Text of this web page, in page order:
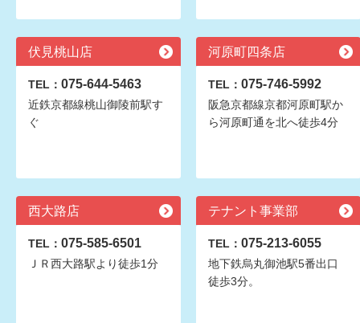
伏見桃山店
TEL： 075-644-5463
近鉄京都線桃山御陵前駅す
ぐ
河原町四条店
TEL： 075-746-5992
阪急京都線京都河原町駅か
ら河原町通を北へ徒歩4分
西大路店
TEL： 075-585-6501
ＪＲ西大路駅より徒歩1分
テナント事業部
TEL： 075-213-6055
地下鉄烏丸御池駅5番出口
徒歩3分。